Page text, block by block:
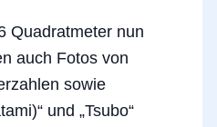
Quadratmeter nun
auch Fotos von
sowie
und „Tsubo“